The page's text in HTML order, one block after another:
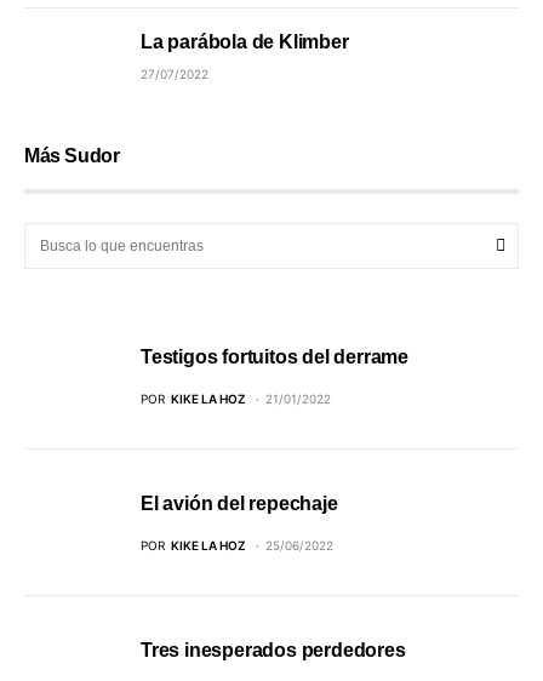
La parábola de Klimber
27/07/2022
Más Sudor
Testigos fortuitos del derrame
POR KIKE LA HOZ 21/01/2022
El avión del repechaje
POR KIKE LA HOZ 25/06/2022
Tres inesperados perdedores